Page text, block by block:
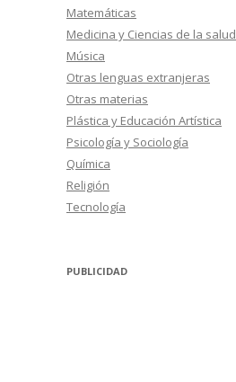
Matemáticas
Medicina y Ciencias de la salud
Música
Otras lenguas extranjeras
Otras materias
Plástica y Educación Artística
Psicología y Sociología
Química
Religión
Tecnología
PUBLICIDAD